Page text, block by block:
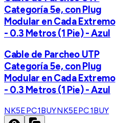
Categoría 5e, con Plug
Modular en Cada Extremo
- 0.3 Metros (1 Pie) - Azul
Cable de Parcheo UTP
Categoría 5e, con Plug
Modular en Cada Extremo
- 0.3 Metros (1 Pie) - Azul
NK5EPC1BUYNK5EPC1BUY